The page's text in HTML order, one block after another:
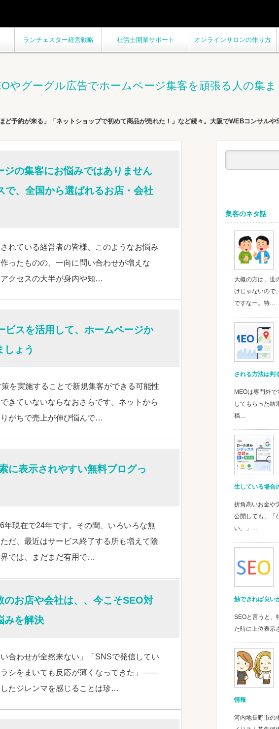
ランチェスター経営戦略 社労士開業サポート オンラインサロンの作り方
やグーグル広告でホームページ集客を頑張る人の集ま
予約が来る」「ネットショップで初めて商品が売れた！」など続々。大阪でWEBコンサルや
ジの集客にお悩みではありません
で、全国から選ばれるお店・会社
れている経営者の皆様、このようなお悩み
ったものの、一向に問い合わせが増えな
クセスの大半が身内や知…
ビスを活用して、ホームページか
しょう
を実施することで新規集客ができる可能性
きていないならなおさらです。ネットから
がちで売上が伸び悩んで…
に表示されやすい無料ブログっ
現在で24年です。その間、いろいろな無
だ、最近はサービス終了する所も増えて陰
では、まだまだ有用で…
のお店や会社は、、今こそSEO対
みを解決
合わせが全然来ない」「SNSで発信してい
シをまいても反応が薄くなってきた」——
たジレンマを感じることは珍…
集客のネタ話
大概の方は、世
けじゃないので
ですなー。特…
される方法は判
MEOは専門外
してもらった
稿…
生している場合
折角高いお金や
公開しても、「
い。」…
触できれば良い
SEOと言うと、
た時に上位表示
情報
河内地長野市の